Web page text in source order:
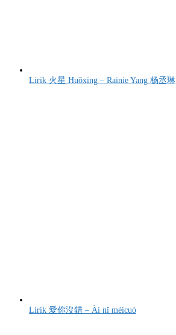
Lirik 火星 Huǒxīng – Rainie Yang 杨丞琳
Lirik 愛你沒錯 – Ài nǐ méicuò